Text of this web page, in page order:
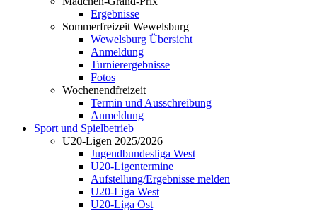
Ergebnisse
Sommerfreizeit Wewelsburg
Wewelsburg Übersicht
Anmeldung
Turnierergebnisse
Fotos
Wochenendfreizeit
Termin und Ausschreibung
Anmeldung
Sport und Spielbetrieb
U20-Ligen 2025/2026
Jugendbundesliga West
U20-Ligentermine
Aufstellung/Ergebnisse melden
U20-Liga West
U20-Liga Ost